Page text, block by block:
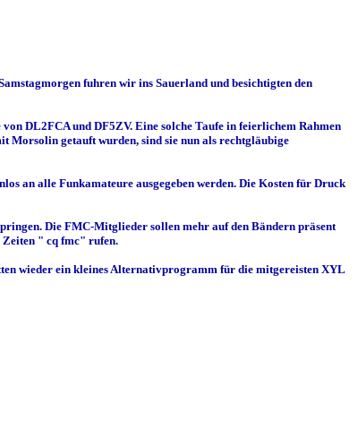
fuhren wir ins Sauerland und besichtigten den
DL2FCA und DF5ZV. Eine solche Taufe in feierlichem Rahmen
Morsolin getauft wurden, sind sie nun als rechtgläubige
an alle Funkamateure ausgegeben werden. Die Kosten für Druck
Die FMC-Mitglieder sollen mehr auf den Bändern präsent
Zeiten " cq fmc" rufen.
wieder ein kleines Alternativprogramm für die mitgereisten XYL